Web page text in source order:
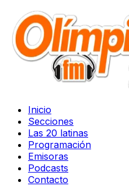
Inicio
Secciones
Las 20 latinas
Programación
Emisoras
Podcasts
Contacto